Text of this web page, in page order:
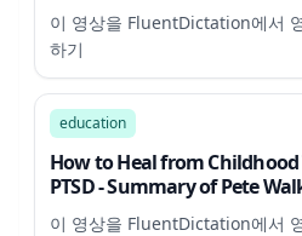
이 영상을 FluentDictation에서
하기
education
How to Heal from
PTSD - Summary of Pete
이 영상을 FluentDictation에서